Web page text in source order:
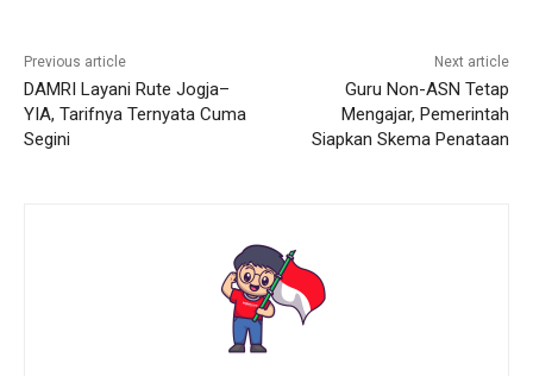
Previous article
DAMRI Layani Rute Jogja–
YIA, Tarifnya Ternyata Cuma
Segini
Next article
Guru Non-ASN Tetap
Mengajar, Pemerintah
Siapkan Skema Penataan